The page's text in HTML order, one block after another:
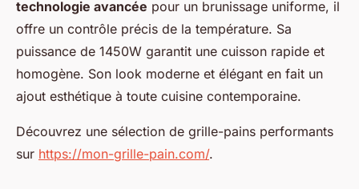
technologie avancée pour un brunissage uniforme, il
offre un contrôle précis de la température. Sa
puissance de 1450W garantit une cuisson rapide et
homogène. Son look moderne et élégant en fait un
ajout esthétique à toute cuisine contemporaine.
Découvrez une sélection de grille-pains performants
sur https://mon-grille-pain.com/.